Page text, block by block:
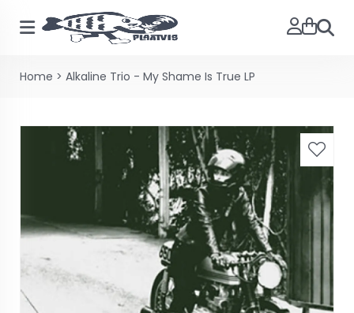
Home > Alkaline Trio - My Shame Is True LP